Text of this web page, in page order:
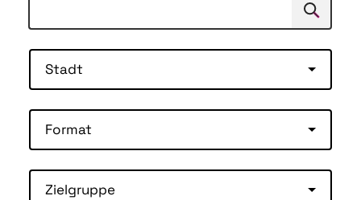
Suchen
Stadt
Format
Zielgruppe